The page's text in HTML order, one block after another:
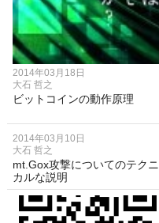
2014年03月18日
大石 哲之
ビットコインの動作原理
2014年03月10日
大石 哲之
mt.Gox攻撃についてのテクニ
カルな説明